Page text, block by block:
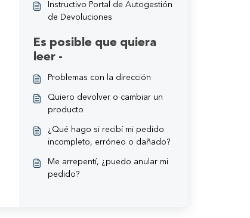
Instructivo Portal de Autogestión
de Devoluciones
Es posible que quiera
leer -
Problemas con la dirección
Quiero devolver o cambiar un
producto
¿Qué hago si recibí mi pedido
incompleto, erróneo o dañado?
Me arrepentí, ¿puedo anular mi
pedido?